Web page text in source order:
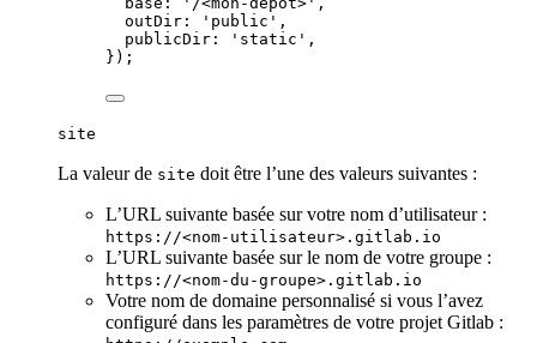
outDir:
' public ' ,
publicDir:
' static ' ,
});
site
La valeur de site doit être l’une des valeurs suivantes :
L’URL suivante basée sur votre nom d’utilisateur :
https://<nom-utilisateur>.gitlab.io
L’URL suivante basée sur le nom de votre groupe :
https://<nom-du-groupe>.gitlab.io
Votre nom de domaine personnalisé si vous l’avez
configuré dans les paramètres de votre projet Gitlab :